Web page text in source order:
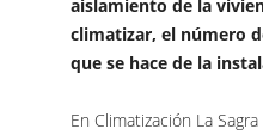
aislamiento de la
climatizar, el número
que se hace de la
En Climatización La